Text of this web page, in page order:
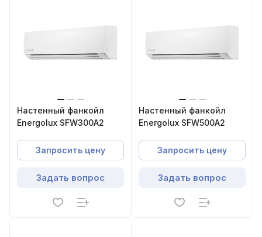
Настенный фанкойл
Energolux SFW300A2
Запросить цену
Задать вопрос
Настенный фанкойл
Energolux SFW500A2
Запросить цену
Задать вопрос